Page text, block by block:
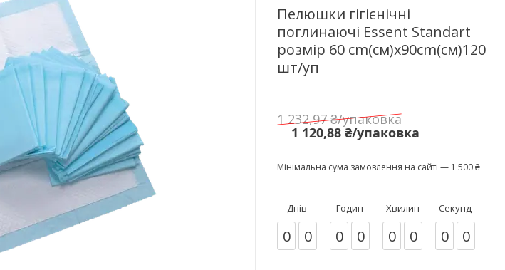
Пелюшки гігієнічні
поглинаючі Essent Standart
розмір 60 cm(см)х90cm(см)120
шт/уп
1 232,97 ₴/упаковка
1 120,88 ₴/упаковка
Мінімальна сума замовлення на сайті — 1 500 ₴
Днів
0 0
Годин
0 0
Хвилин
0 0
Секунд
0 0